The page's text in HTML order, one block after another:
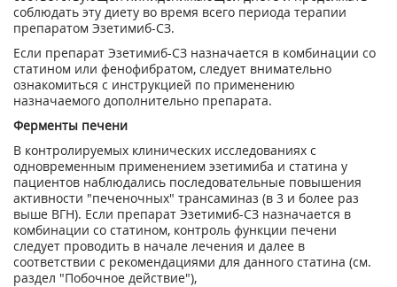
соблюдать эту диету во время всего периода терапии
препаратом Эзетимиб-СЗ.
Если препарат Эзетимиб-СЗ назначается в комбинации со
статином или фенофибратом, следует внимательно
ознакомиться с инструкцией по применению
назначаемого дополнительно препарата.
Ферменты печени
В контролируемых клинических исследованиях с
одновременным применением эзетимиба и статина у
пациентов наблюдались последовательные повышения
активности "печеночных" трансаминаз (в 3 и более раз
выше ВГН). Если препарат Эзетимиб-СЗ назначается в
комбинации со статином, контроль функции печени
следует проводить в начале лечения и далее в
соответствии с рекомендациями для данного статина (см.
раздел "Побочное действие"),